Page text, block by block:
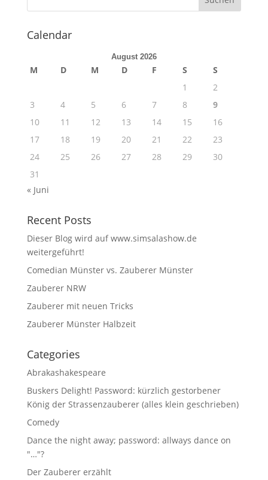
Calendar
August 2026
M D M D F S
S
1
2
3
4 5 6 7 8
9
10
11 12 13 14 15
16
17
18 19 20 21 22
23
24
25 26 27 28 29
30
31
« Juni
Recent Posts
Dieser Blog wird auf www.simsalashow.de
weitergeführt!
Comedian Münster vs. Zauberer Münster
Zauberer NRW
Zauberer mit neuen Tricks
Zauberer Münster Halbzeit
Categories
Abrakashakespeare
Buskers Delight! Password: kürzlich gestorbener
König der Strassenzauberer (alles klein geschrieben)
Comedy
Dance the night away; password: allways dance on
"…"?
Der Zauberer erzählt